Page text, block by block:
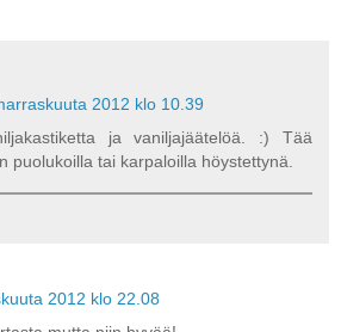
2012 klo 10.39
ja vaniljajäätelöä. :) Tää
puolukoilla tai karpaloilla höystettynä.
2012 klo 22.08